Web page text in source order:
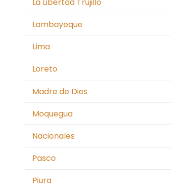
Lambayeque
Lima
Loreto
Madre de Dios
Moquegua
Nacionales
Pasco
Piura